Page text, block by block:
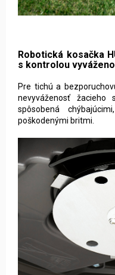
Robotická kosačka
s kontrolou
Pre tichú a
nevyváženosť
spôsobená
poškodenými britmi.